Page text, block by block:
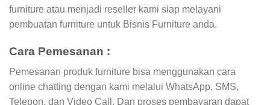
furniture atau menjadi reseller kami siap melayani
pembuatan furniture untuk Bisnis Furniture anda.
Cara Pemesanan :
Pemesanan produk furniture bisa menggunakan cara
online chatting dengan kami melalui WhatsApp, SMS,
Telepon, dan Video Call. Dan proses pembayaran dapat